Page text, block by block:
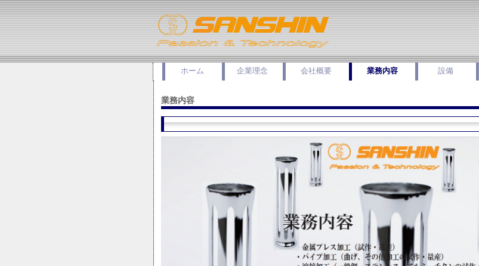
ホーム 企業理念 会社概要 業務内容 設備
業務内容